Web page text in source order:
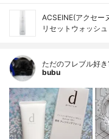
ACSEINE(アクセー
リセットウォッシュ
ただのフレブル好き
bubu